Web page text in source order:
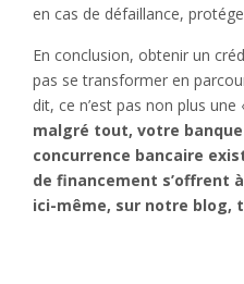
en cas de défaillance,
En conclusion, obtenir un
pas se transformer en
dit, ce n’est pas non plus
malgré tout, votre
concurrence bancaire
de financement s’offrent
ici-même, sur notre blog,